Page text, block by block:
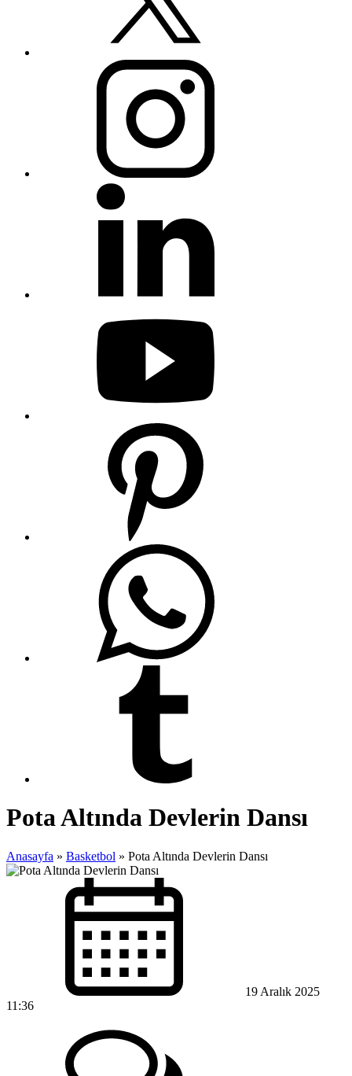
Pota Altında Devlerin Dansı
Anasayfa » Basketbol » Pota Altında Devlerin Dansı
19 Aralık 2025
11:36